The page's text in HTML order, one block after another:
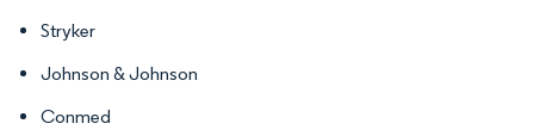
Stryker
Johnson & Johnson
Conmed